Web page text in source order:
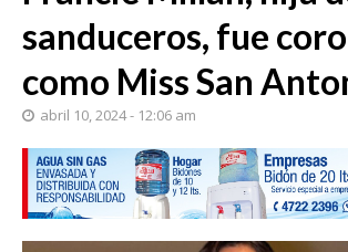
sanduceros, fue
como Miss San
abril 10, 2024 - 12:06 am